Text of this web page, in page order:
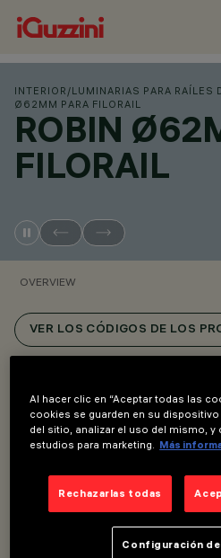
INTERIOR /LUMINARIAS PARA RAÍLES
Ø62MM PARA FILORAIL
ROBIN
FILORAIL
OVERVIEW
VER LOS CÓDIGOS DE LOS
Overview
Proyector orientable
instalación en raíl Filorail 48 V
Realizado en aluminio fundido
disipación pasiva.
La tecnología integrada DALI
Al hacer clic en “Aceptar todas las
cookies se guarden en su
del sitio, analizar el uso del mismo,
estudios para marketing.
Más
Rechazarlas todas
Configuración